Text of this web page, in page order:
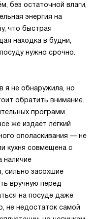
без остаточной влаги,
энергия на
что быстрая
находка в будни,
нужно срочно.
я не обнаружила, но
обратить внимание.
программ
же издаёт лёгкий
ополаскивания — не
кухня совмещена с
наличие
сильно засохшие
вручную перед
на посуде даже
не недостаток самой